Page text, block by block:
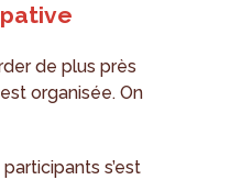
de plus près
organisée. On
s’est